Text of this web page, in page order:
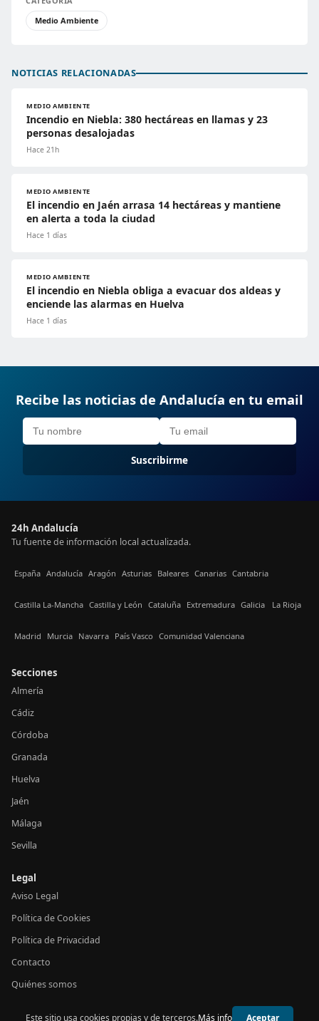
Medio Ambiente
NOTICIAS RELACIONADAS
MEDIO AMBIENTE
Incendio en Niebla: 380 hectáreas en llamas y 23
personas desalojadas
Hace 21h
MEDIO AMBIENTE
El incendio en Jaén arrasa 14 hectáreas y mantiene
en alerta a toda la ciudad
Hace 1 días
MEDIO AMBIENTE
El incendio en Niebla obliga a evacuar dos aldeas y
enciende las alarmas en Huelva
Hace 1 días
Recibe las noticias de Andalucía en tu email
Suscribirme
24h Andalucía
Tu fuente de información local actualizada.
España Andalucía Aragón Asturias Baleares Canarias Cantabria
Castilla La-Mancha Castilla y León Cataluña Extremadura Galicia La Rioja
Madrid Murcia Navarra País Vasco Comunidad Valenciana
Secciones
Almería
Cádiz
Córdoba
Granada
Huelva
Jaén
Málaga
Sevilla
Legal
Aviso Legal
Política de Cookies
Política de Privacidad
Contacto
Quiénes somos
Este sitio usa cookies propias y de terceros.Más info Aceptar